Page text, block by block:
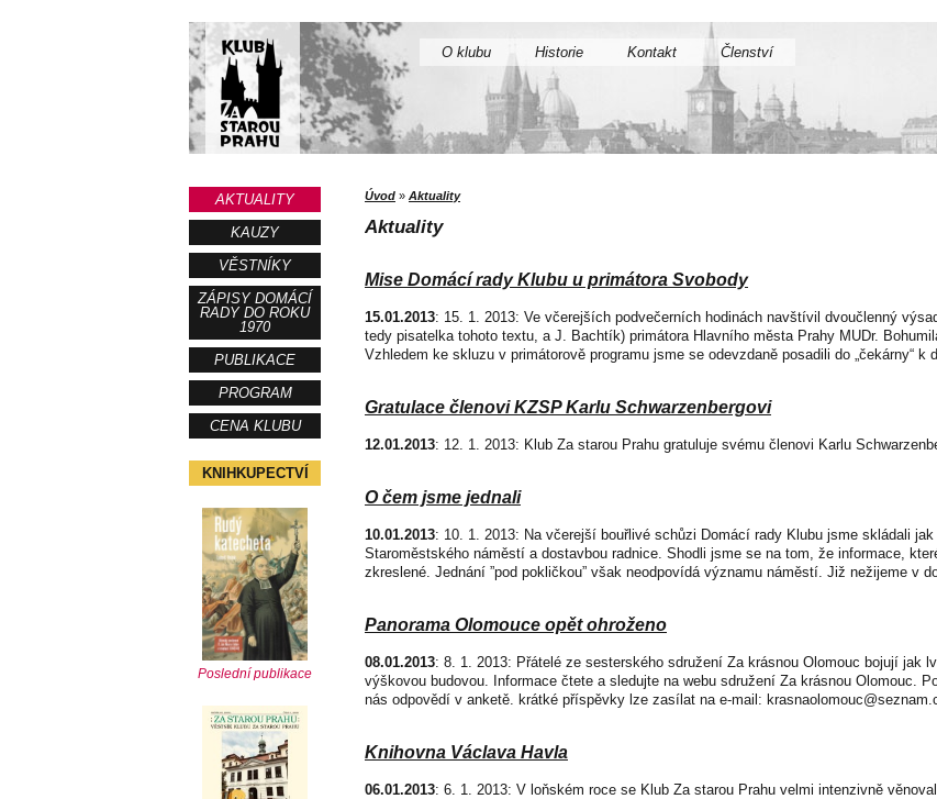
O klubu Historie Kontakt Členství
AKTUALITY
KAUZY
VĚSTNÍKY
ZÁPISY DOMÁCÍ
RADY DO ROKU
1970
PUBLIKACE
PROGRAM
CENA KLUBU
KNIHKUPECTVÍ
Poslední publikace
Úvod » Aktuality
Aktuality
Mise Domácí rady Klubu u primátora Svobody
15.01.2013: 15. 1. 2013: Ve včerejších podvečerních hodinách navštívil dvoučlenný
tedy pisatelka tohoto textu, a J. Bachtík) primátora Hlavního města Prahy MUDr.
Vzhledem ke skluzu v primátorově programu jsme se odevzdaně posadili do „čekárny“
Gratulace členovi KZSP Karlu Schwarzenbergovi
12.01.2013: 12. 1. 2013: Klub Za starou Prahu gratuluje svému členovi Karlu
O čem jsme jednali
10.01.2013: 10. 1. 2013: Na včerejší bouřlivé schůzi Domácí rady Klubu jsme skládali
Staroměstského náměstí a dostavbou radnice. Shodli jsme se na tom, že informace,
zkreslené. Jednání ”pod pokličkou” však neodpovídá významu náměstí. Již nežijeme v
Panorama Olomouce opět ohroženo
08.01.2013: 8. 1. 2013: Přátelé ze sesterského sdružení Za krásnou Olomouc bojují jak
výškovou budovou. Informace čtete a sledujte na webu sdružení Za krásnou Olomouc.
nás odpovědí v anketě. krátké příspěvky lze zasílat na e-mail:
Knihovna Václava Havla
06.01.2013: 6. 1. 2013: V loňském roce se Klub Za starou Prahu velmi intenzivně